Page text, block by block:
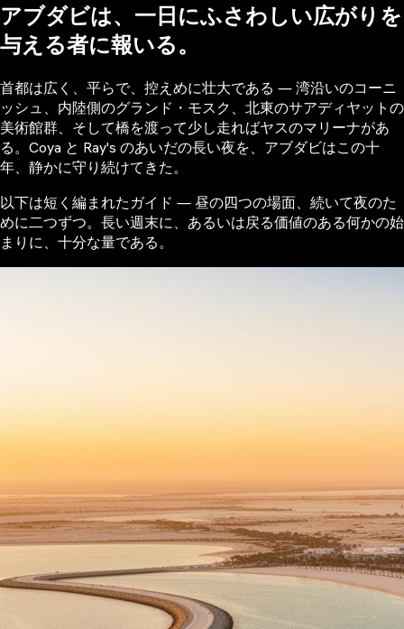
アブダビは、一日にふさわしい広がりを
与える者に報いる。
首都は広く、平らで、控えめに壮大である ― 湾沿いのコーニ
ッシュ、内陸側のグランド・モスク、北東のサアディヤットの
美術館群、そして橋を渡って少し走ればヤスのマリーナがあ
る。Coya と Ray's のあいだの長い夜を、アブダビはこの十
年、静かに守り続けてきた。
以下は短く編まれたガイド ― 昼の四つの場面、続いて夜のた
めに二つずつ。長い週末に、あるいは戻る価値のある何かの始
まりに、十分な量である。